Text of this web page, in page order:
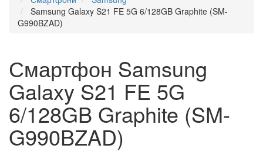
Samsung Galaxy S21 FE 5G 6/128GB Graphite (SM-
G990BZAD)
Смартфон Samsung
Galaxy S21 FE 5G
6/128GB Graphite (SM-
G990BZAD)